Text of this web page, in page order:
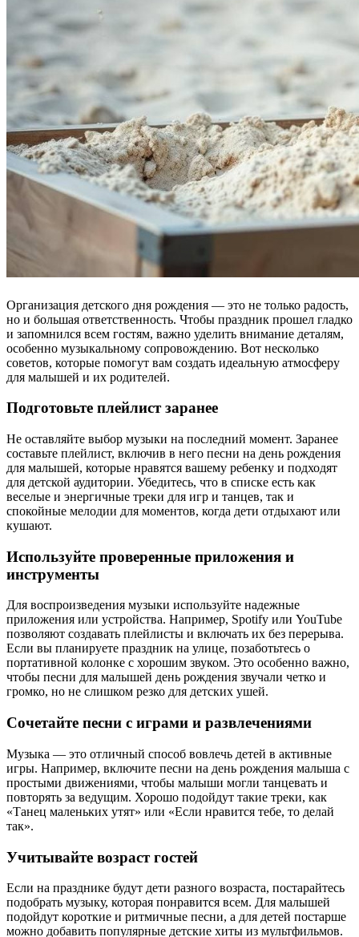
Организация детского дня рождения — это не только радость,
но и большая ответственность. Чтобы праздник прошел гладко
и запомнился всем гостям, важно уделить внимание деталям,
особенно музыкальному сопровождению. Вот несколько
советов, которые помогут вам создать идеальную атмосферу
для малышей и их родителей.
Подготовьте плейлист заранее
Не оставляйте выбор музыки на последний момент. Заранее
составьте плейлист, включив в него песни на день рождения
для малышей, которые нравятся вашему ребенку и подходят
для детской аудитории. Убедитесь, что в списке есть как
веселые и энергичные треки для игр и танцев, так и
спокойные мелодии для моментов, когда дети отдыхают или
кушают.
Используйте проверенные приложения и
инструменты
Для воспроизведения музыки используйте надежные
приложения или устройства. Например, Spotify или YouTube
позволяют создавать плейлисты и включать их без перерыва.
Если вы планируете праздник на улице, позаботьтесь о
портативной колонке с хорошим звуком. Это особенно важно,
чтобы песни для малышей день рождения звучали четко и
громко, но не слишком резко для детских ушей.
Сочетайте песни с играми и развлечениями
Музыка — это отличный способ вовлечь детей в активные
игры. Например, включите песни на день рождения малыша с
простыми движениями, чтобы малыши могли танцевать и
повторять за ведущим. Хорошо подойдут такие треки, как
«Танец маленьких утят» или «Если нравится тебе, то делай
так».
Учитывайте возраст гостей
Если на празднике будут дети разного возраста, постарайтесь
подобрать музыку, которая понравится всем. Для малышей
подойдут короткие и ритмичные песни, а для детей постарше
можно добавить популярные детские хиты из мультфильмов.